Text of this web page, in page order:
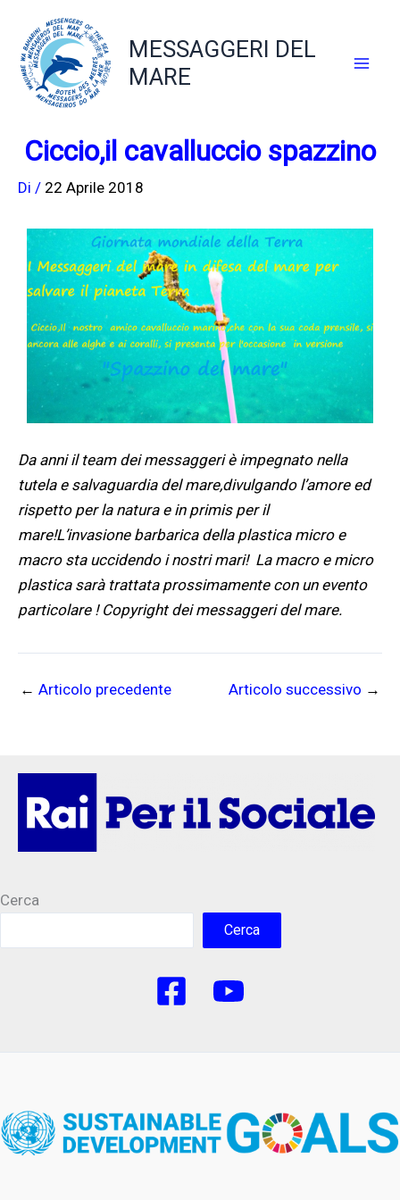
contenuto
MESSAGGERI DEL
MARE
Ciccio,il cavalluccio spazzino
Di / 22 Aprile 2018
Da anni il team dei messaggeri è impegnato nella
tutela e salvaguardia del mare,divulgando l’amore ed
rispetto per la natura e in primis per il
mare!L’invasione barbarica della plastica micro e
macro sta uccidendo i nostri mari! La macro e micro
plastica sarà trattata prossimamente con un evento
particolare ! Copyright dei messaggeri del mare.
← Articolo precedente Articolo successivo →
Cerca
Cerca